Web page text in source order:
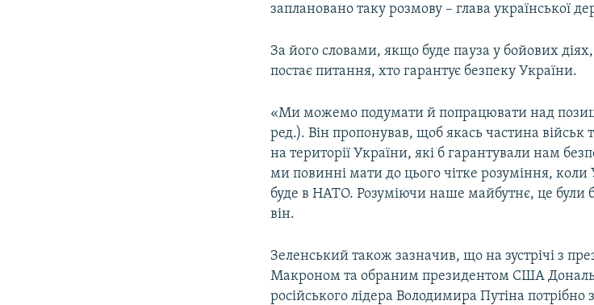
заплановано таку розмову – глава української
За його словами, якщо буде пауза у бойових
постає питання, хто гарантує безпеку України.
«Ми можемо подумати й попрацювати над
ред.). Він пропонував, щоб якась частина військ
на території України, які б гарантували нам
ми повинні мати до цього чітке розуміння, коли
буде в НАТО. Розуміючи наше майбутнє, це були б
він.
Зеленський також зазначив, що на зустрічі з
Макроном та обраним президентом США
російського лідера Володимира Путіна потрібно